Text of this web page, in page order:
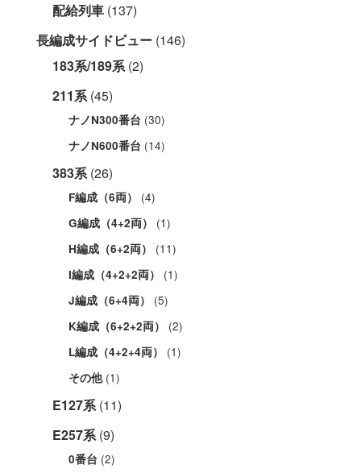
配給列車 (137)
長編成サイドビュー (146)
183系/189系(2)
211系(45)
ナノN300番台 (30)
ナノN600番台 (14)
383系(26)
F編成（6両） (4)
G編成（4+2両） (1)
H編成（6+2両） (11)
I編成（4+2+2両） (1)
J編成（6+4両） (5)
K編成（6+2+2両） (2)
L編成（4+2+4両） (1)
その他(1)
E127系(11)
E257系(9)
0番台 (2)